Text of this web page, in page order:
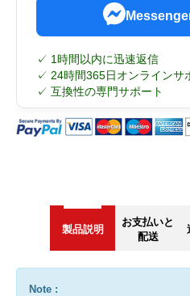
✓ 1時間以内に迅速返信
✓ 24時間365日オンラインサ
✓ 互換性の専門サポート
製品説明
お支払いと
配送
Note :